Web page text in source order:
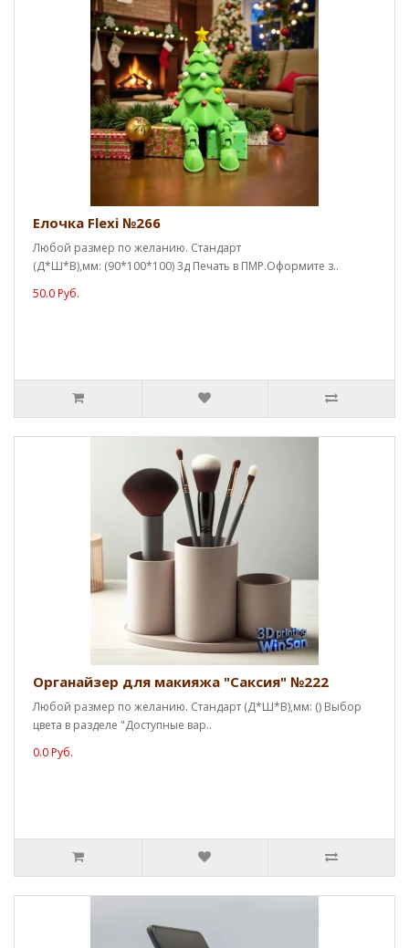
Елочка Flexi №266
Любой размер по желанию. Стандарт
(Д*Ш*В),мм: (90*100*100) 3д Печать в ПМР.Оформите з..
50.0 Руб.
Органайзер для макияжа "Саксия" №222
Любой размер по желанию. Стандарт (Д*Ш*В),мм: () Выбор
цвета в разделе "Доступные вар..
0.0 Руб.